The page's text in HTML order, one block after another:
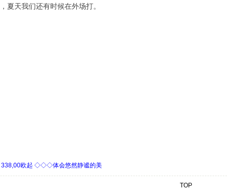
夏天我们还有时候在外场打。
欧起 ◇◇◇体会悠然静谧的美
TOP